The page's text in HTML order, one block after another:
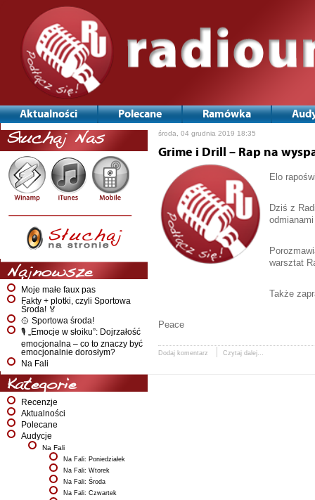
Aktualności Polecane Ramówka
Słuchaj Nas
Najnowsze
Moje małe faux pas
Fakty + plotki, czyli Sportowa
Środa! 🏅
🥎 Sportowa środa!
🎙️ „Emocje w słoiku”: Dojrzałość
emocjonalna – co to znaczy być
emocjonalnie dorosłym?
Na Fali
Kategorie
Recenzje
Aktualności
Polecane
Audycje
Na Fali
Na Fali: Poniedziałek
Na Fali: Wtorek
Na Fali: Środa
Na Fali: Czwartek
środa, 04 grudnia 2019 18:35
Grime i Drill – Rap na
Elo
Dziś z
warsztat
Także
Peace
Dodaj komentarz Czytaj dalej...